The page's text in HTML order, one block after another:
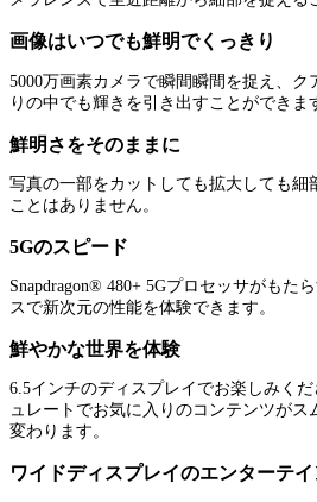
画像はいつでも鮮明でくっきり
5000万画素カメラで瞬間瞬間を捉え、
りの中でも輝きを引き出すことができま
鮮明さをそのままに
写真の一部をカットしても拡大しても細
ことはありません。
5Gのスピード
Snapdragon® 480+ 5Gプロセッサがもた
スで新次元の性能を体験できます。
鮮やかな世界を体験
6.5インチのディスプレイでお楽しみく
ュレートでお気に入りのコンテンツがス
変わります。
ワイドディスプレイのエンターテイ